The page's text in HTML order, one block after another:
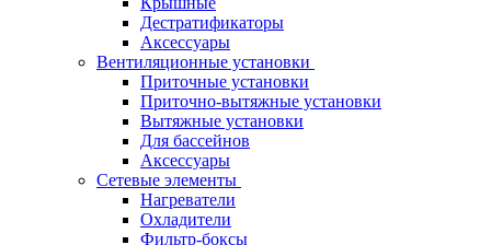
Дестратификаторы
Аксессуары
Вентиляционные установки
Приточные установки
Приточно-вытяжные установки
Вытяжные установки
Для бассейнов
Аксессуары
Сетевые элементы
Нагреватели
Охладители
Фильтр-боксы